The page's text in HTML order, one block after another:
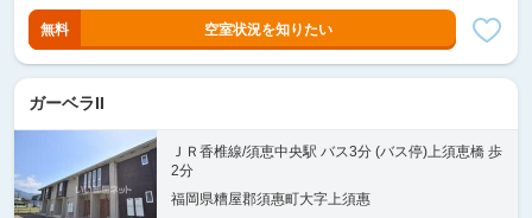
無料 空室状況を知りたい
ガーベラII
ＪＲ香椎線/須恵中央駅 バス3分 (バス停)上須恵橋 歩
2分
福岡県糟屋郡須惠町大字上須惠